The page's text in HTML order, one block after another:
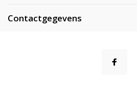
Contactgegevens